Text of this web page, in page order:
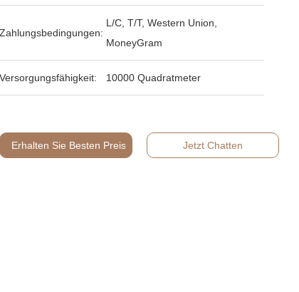
Zahlungsbedingungen:
L/C, T/T, Western Union,
MoneyGram
Versorgungsfähigkeit: 10000 Quadratmeter
Erhalten Sie Besten Preis Jetzt Chatten